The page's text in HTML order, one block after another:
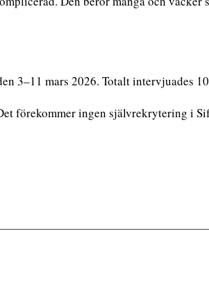
3–11 mars 2026. Totalt intervjuades
förekommer ingen självrekrytering i